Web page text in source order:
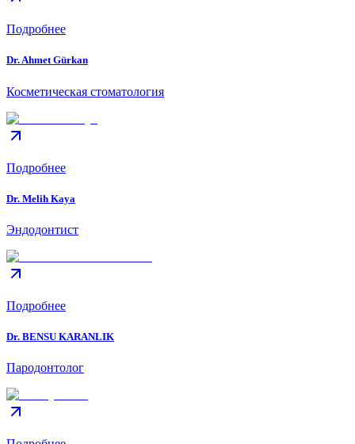
Подробнее
Dr. Ahmet Gürkan
Косметическая стоматология
Подробнее
Dr. Melih Kaya
Эндодонтист
Подробнее
Dr. BENSU KARANLIK
Пародонтолог